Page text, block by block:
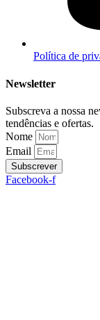
Política de
Newsletter
Subscreva a nossa
tendências e ofertas.
Nome
Email
Subscrever
Facebook-f